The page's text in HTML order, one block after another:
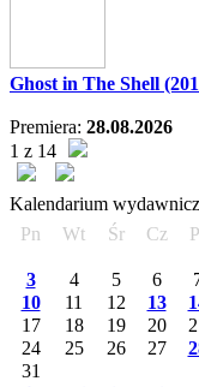
Ghost in The Shell
Premiera: 28.08.2026
1 z 14
Kalendarium
Pn
Wt Śr Cz
3
4 5 6
10
11 12 13
17
18 19 20
24
25 26 27
31